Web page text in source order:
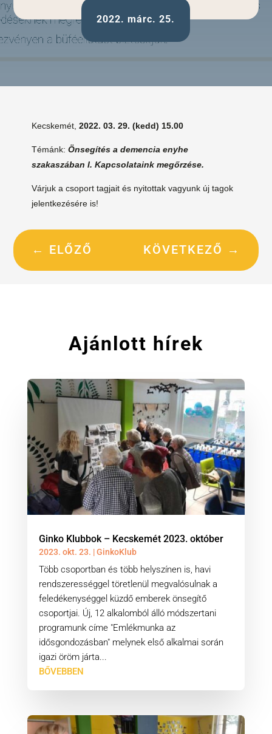
2022. márc. 25.
Kecskemét,2022. 03. 29. (kedd) 15.00
Témánk:Önsegítés a demencia enyhe
szakaszában I. Kapcsolataink megőrzése.
Várjuk a csoport tagjait és nyitottak vagyunk új tagok
jelentkezésére is!
← ELŐZŐ KÖVETKEZŐ →
Ajánlott hírek
Ginko Klubbok – Kecskemét 2023. október
2023. okt. 23. |GinkoKlub
Több csoportban és több helyszínen is, havi
rendszerességgel töretlenül megvalósulnak a
feledékenységgel küzdő emberek önsegítő
csoportjai. Új, 12 alkalomból álló módszertani
programunk címe "Emlékmunka az
idősgondozásban" melynek első alkalmai során
igazi öröm járta...
BŐVEBBEN